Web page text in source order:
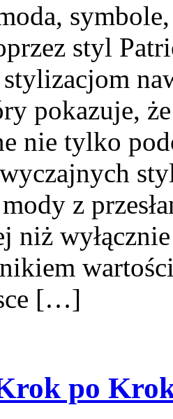
styl
pokazuje,
nie tylko
z
niż
[…]
po